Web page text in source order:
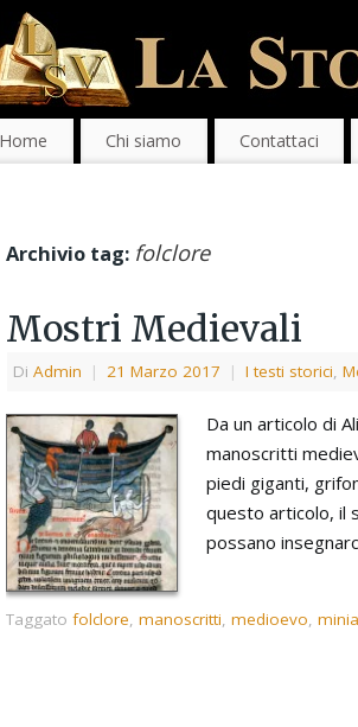
Home Chi siamo Contattaci
Archivio tag: folclore
Mostri Medievali
Di Admin | 21 Marzo 2017 | I testi storici,
Da un articolo di
manoscritti
piedi giganti,
questo articolo, il
possano
Taggato folclore, manoscritti, medioevo,